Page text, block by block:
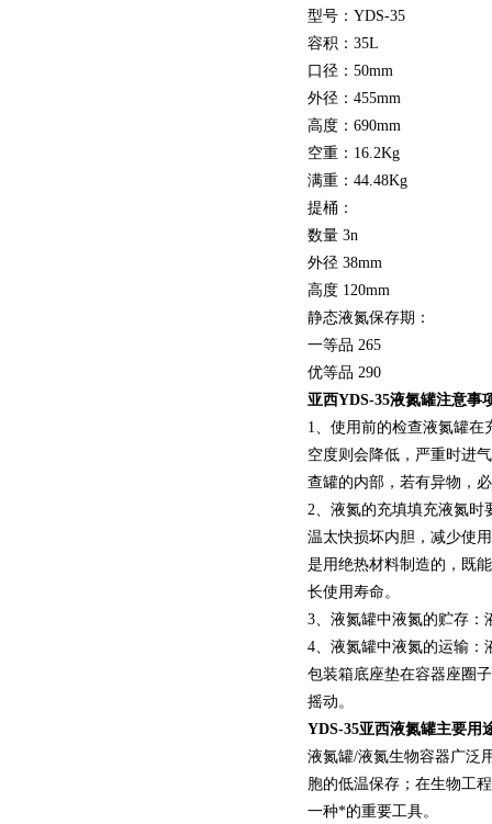
型号：YDS-35
容积：35L
口径：50mm
外径：455mm
高度：690mm
空重：16.2Kg
满重：44.48Kg
提桶：
数量 3n
外径 38mm
高度 120mm
静态液氮保存期：
一等品 265
优等品 290
亚西YDS-35液氮罐注意事
1、使用前的检查液氮罐
空度则会降低，严重时进
查罐的内部，若有异物，
2、液氮的充填填充液氮时
温太快损坏内胆，减少使
是用绝热材料制造的，既
长使用寿命。
3、液氮罐中液氮的贮存：
4、液氮罐中液氮的运输：
包装箱底座垫在容器座圈
摇动。
YDS-35亚西液氮罐主要用
液氮罐/液氮生物容器广泛
胞的低温保存；在生物工
一种*的重要工具。